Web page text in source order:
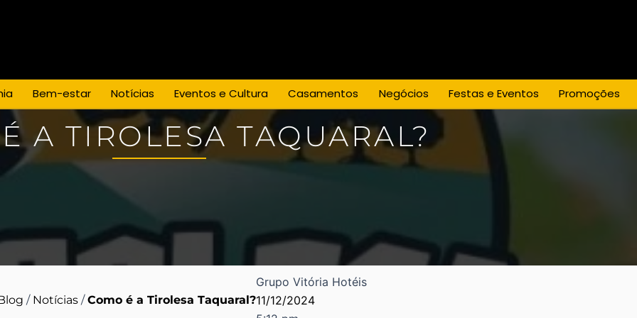
Bem-estar Notícias Eventos e Cultura Casamentos Negócios Festas e Eventos Promoções
A TIROLESA TAQUARAL?
/ Notícias/Como é a Tirolesa Taquaral?
Grupo Vitória Hotéis
11/12/2024